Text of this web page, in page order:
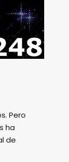
Pero
ha
de